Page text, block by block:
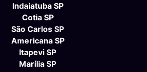
Indaiatuba SP
Cotia SP
São Carlos SP
Americana SP
Itapevi SP
Marília SP